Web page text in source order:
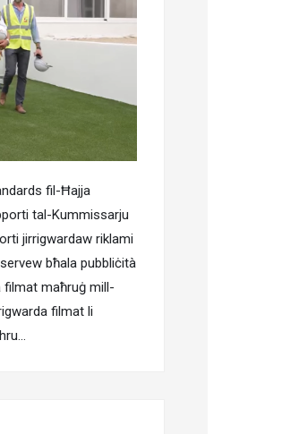
fil-Ħajja
tal-Kummissarju
jirrigwardaw riklami
bħala pubbliċità
filmat maħruġ mill-
filmat li